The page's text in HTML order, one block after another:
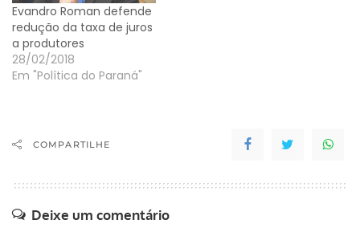
Evandro Roman defende
redução da taxa de juros
a produtores
28/02/2018
Em "Política do Paraná"
COMPARTILHE
Deixe um comentário